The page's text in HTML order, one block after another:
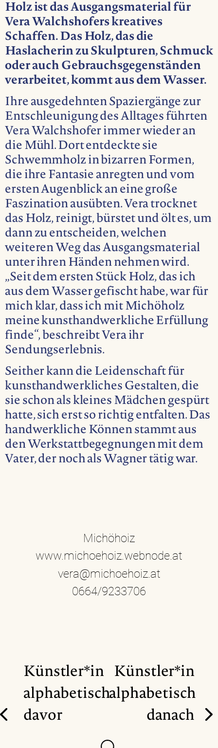
Holz ist das Ausgangsmaterial für
Vera Walchshofers kreatives
Schaffen. Das Holz, das die
Haslacherin zu Skulpturen, Schmuck
oder auch Gebrauchsgegenständen
verarbeitet, kommt aus dem Wasser.
Ihre ausgedehnten Spaziergänge zur
Entschleunigung des Alltages führten
Vera Walchshofer immer wieder an
die Mühl. Dort entdeckte sie
Schwemmholz in bizarren Formen,
die ihre Fantasie anregten und vom
ersten Augenblick an eine große
Faszination ausübten. Vera trocknet
das Holz, reinigt, bürstet und ölt es, um
dann zu entscheiden, welchen
weiteren Weg das Ausgangsmaterial
unter ihren Händen nehmen wird.
„Seit dem ersten Stück Holz, das ich
aus dem Wasser gefischt habe, war für
mich klar, dass ich mit Michöholz
meine kunsthandwerkliche Erfüllung
finde“, beschreibt Vera ihr
Sendungserlebnis.
Seither kann die Leidenschaft für
kunsthandwerkliches Gestalten, die
sie schon als kleines Mädchen gespürt
hatte, sich erst so richtig entfalten. Das
handwerkliche Können stammt aus
den Werkstattbegegnungen mit dem
Vater, der noch als Wagner tätig war.
Michöhoiz
www.michoehoiz.webnode.at
vera@michoehoiz.at
0664/9233706
Künstler*in
alphabetisch
davor
Künstler*in
alphabetisch
danach